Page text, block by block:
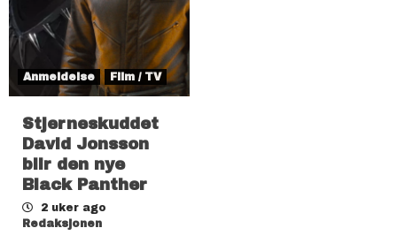
Anmeldelse Film / TV
Stjerneskuddet
David Jonsson
blir den nye
Black Panther
2 uker ago
Redaksjonen